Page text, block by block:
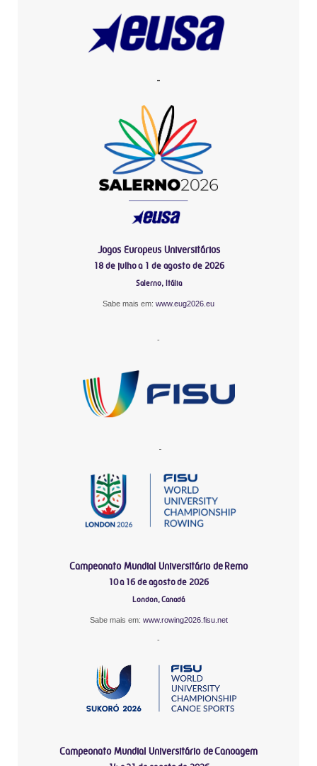
-
Jogos Europeus Universitários
18 de julho a 1 de agosto de 2026
Salerno, Itália
Sabe mais em: www.eug2026.eu
-
-
Campeonato Mundial Universitário de Remo
10 a 16 de agosto de 2026
London, Canadá
Sabe mais em: www.rowing2026.fisu.net
-
Campeonato Mundial Universitário de Canoagem